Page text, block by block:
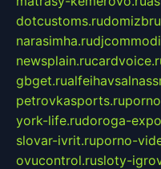
dotcustoms.ru
narasimha.ru
newsplain.ru
gbget.ru
petrovkasports.ru
york-life.rudoroga-
slovar-ivrit.ruporno-
ovucontrol.rusloty-